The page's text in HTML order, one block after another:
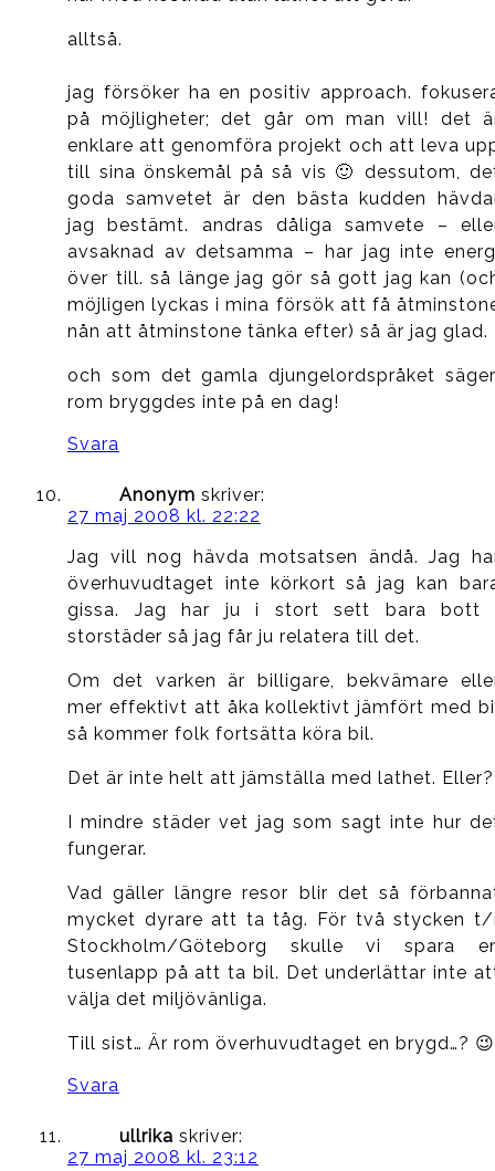
alltså.
jag försöker ha en positiv approach.
på möjligheter; det går om man vill! det
enklare att genomföra projekt och att leva
till sina önskemål på så vis 🙂 dessutom,
goda samvetet är den bästa kudden
jag bestämt. andras dåliga samvete –
avsaknad av detsamma – har jag inte
över till. så länge jag gör så gott jag kan
möjligen lyckas i mina försök att få
nån att åtminstone tänka efter) så är jag glad.
och som det gamla djungelordspråket
rom bryggdes inte på en dag!
Svara
Anonym skriver:
27 maj 2008 kl. 22:22
Jag vill nog hävda motsatsen ändå. Jag
överhuvudtaget inte körkort så jag kan
gissa. Jag har ju i stort sett bara bott
storstäder så jag får ju relatera till det.
Om det varken är billigare, bekvämare
mer effektivt att åka kollektivt jämfört med
så kommer folk fortsätta köra bil.
Det är inte helt att jämställa med lathet. Eller?
I mindre städer vet jag som sagt inte hur
fungerar.
Vad gäller längre resor blir det så
mycket dyrare att ta tåg. För två stycken
Stockholm/Göteborg skulle vi spara
tusenlapp på att ta bil. Det underlättar inte
välja det miljövänliga.
Till sist… Är rom överhuvudtaget en brygd…? 😉
Svara
ullrika skriver:
27 maj 2008 kl. 23:12